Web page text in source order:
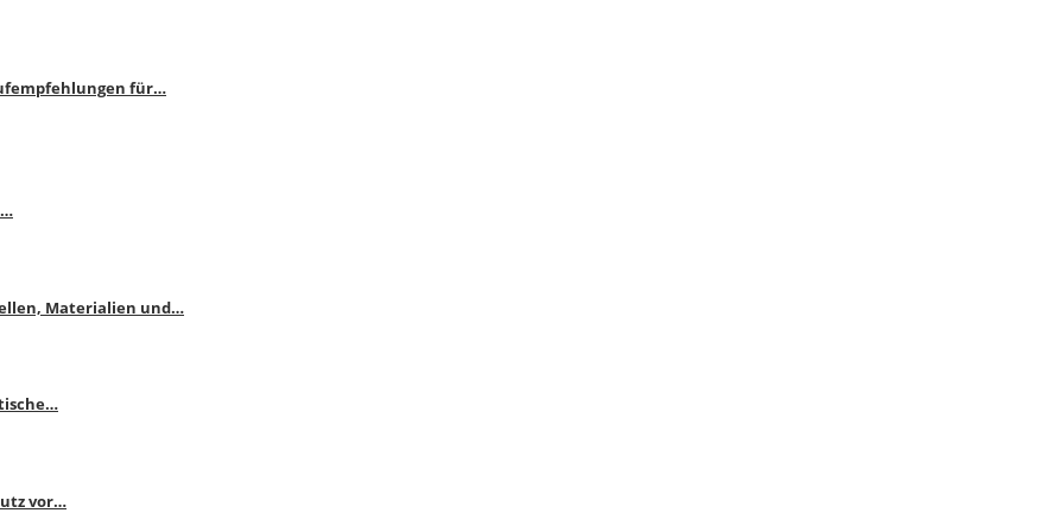
für…
Materialien und…
vor…